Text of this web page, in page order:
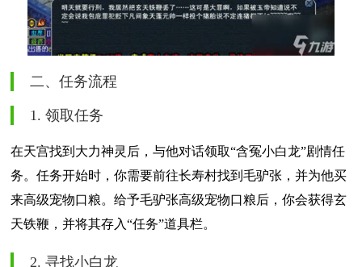
二、任务流程
1. 领取任务
在天宫找到大力神灵后，与他对话领取“含冤小白龙”剧情任
务。任务开始时，你需要前往长寿村找到毛驴张，并为他买
来高级宠物口粮。给予毛驴张高级宠物口粮后，你会获得玄
天铁鞭，并将其存入“任务”道具栏。
2. 寻找小白龙